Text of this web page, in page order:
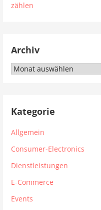
zählen
Archiv
Archiv
Kategorie
Allgemein
Consumer-Electronics
Dienstleistungen
E-Commerce
Events